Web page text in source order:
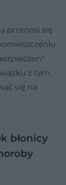
przenosi się
z tym,
się na
błonicy